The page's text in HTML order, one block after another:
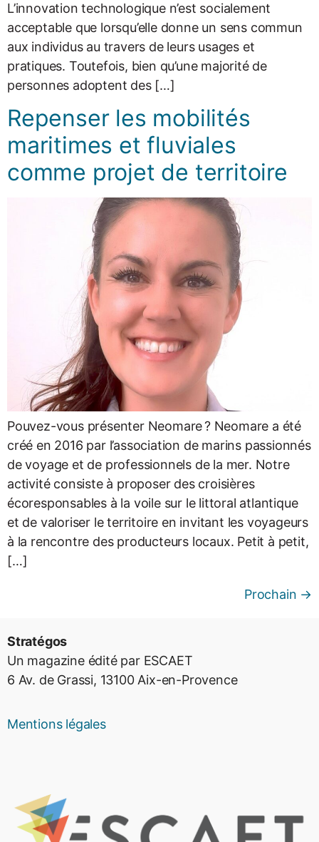
L’innovation technologique n’est socialement
acceptable que lorsqu’elle donne un sens commun
aux individus au travers de leurs usages et
pratiques. Toutefois, bien qu’une majorité de
personnes adoptent des […]
Repenser les mobilités
maritimes et fluviales
comme projet de territoire
Pouvez-vous présenter Neomare ? Neomare a été
créé en 2016 par l’association de marins passionnés
de voyage et de professionnels de la mer. Notre
activité consiste à proposer des croisières
écoresponsables à la voile sur le littoral atlantique
et de valoriser le territoire en invitant les voyageurs
à la rencontre des producteurs locaux. Petit à petit,
[…]
Prochain →
Stratégos
Un magazine édité par ESCAET
6 Av. de Grassi, 13100 Aix-en-Provence
Mentions légales